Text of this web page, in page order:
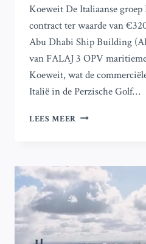
Koeweit De Italiaanse groep
contract ter waarde van
Abu Dhabi Ship Building
van FALAJ 3 OPV
Koeweit, wat de
Italië in de Perzische Golf…
LEES MEER LEONARDO
VERSTERKT
ITALIAANSE
IN
DE
GOLF